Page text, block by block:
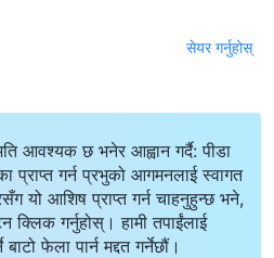
सेयर गर्नुहोस्
आवश्यक छ भनेर आह्वान गर्दै: पीडा
प्राप्त गर्न प्रभुको आगमनलाई स्वागत
यो आशिष प्राप्त गर्न चाहनुहुन्छ भने,
क्लिक गर्नुहोस्। हामी तपाईंलाई
फेला पार्न मद्दत गर्नेछौं।